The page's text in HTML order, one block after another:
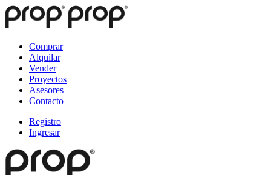
Comprar
Alquilar
Vender
Proyectos
Asesores
Contacto
Registro
Ingresar